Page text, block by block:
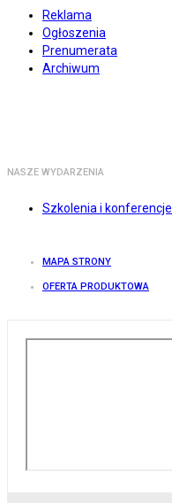
Reklama
Ogłoszenia
Prenumerata
Archiwum
NASZE WYDARZENIA
Szkolenia i konferencje
MAPA STRONY
OFERTA PRODUKTOWA